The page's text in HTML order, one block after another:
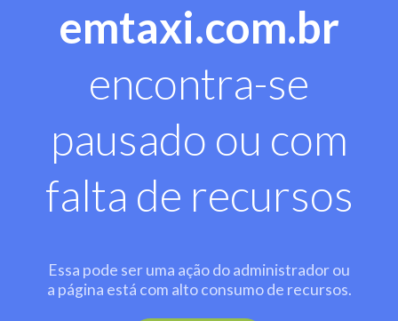
emtaxi.com.br
encontra-se
pausado ou com
falta de recursos
Essa pode ser uma ação do administrador ou
a página está com alto consumo de recursos.